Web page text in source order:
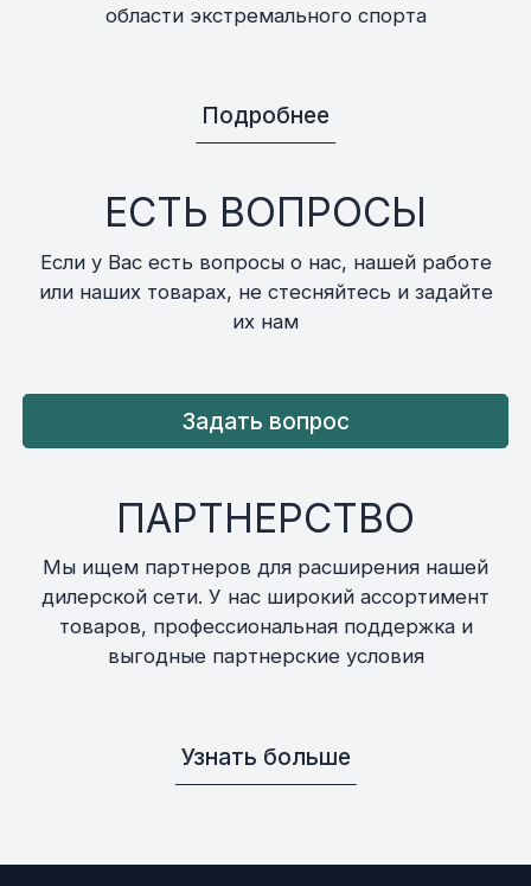
области экстремального спорта
Подробнее
ЕСТЬ ВОПРОСЫ
Если у Вас есть вопросы о нас, нашей работе
или наших товарах, не стесняйтесь и задайте
их нам
Задать вопрос
ПАРТНЕРСТВО
Мы ищем партнеров для расширения нашей
дилерской сети. У нас широкий ассортимент
товаров, профессиональная поддержка и
выгодные партнерские условия
Узнать больше